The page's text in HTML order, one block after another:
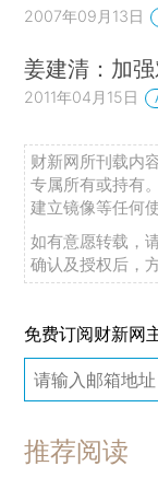
2007年09月13日
姜建清：加
2011年04月15日
财新网所刊载内
专属所有或持有
建立镜像等任何使
如有意愿转载，
确认及授权后，
免费订阅财新网
推荐阅读